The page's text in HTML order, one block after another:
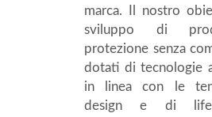
marca. Il nostro
sviluppo di
protezione senza
dotati di tecnologie
in linea con le
design e di